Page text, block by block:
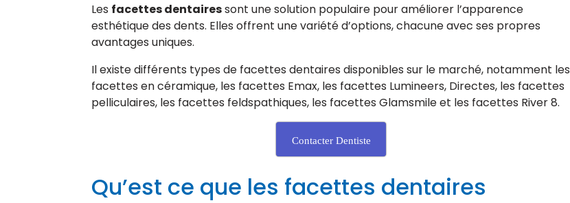
Les facettes dentairessont une solution populaire pour améliorer l’apparence
esthétique des dents. Elles offrent une variété d’options, chacune avec ses propres
avantages uniques.
Il existe différents types de facettes dentaires disponibles sur le marché, notamment les
facettes en céramique, les facettes Emax, les facettes Lumineers, Directes, les facettes
pelliculaires, les facettes feldspathiques, les facettes Glamsmile et les facettes River 8.
Contacter Dentiste
Qu’est ce que les facettes dentaires